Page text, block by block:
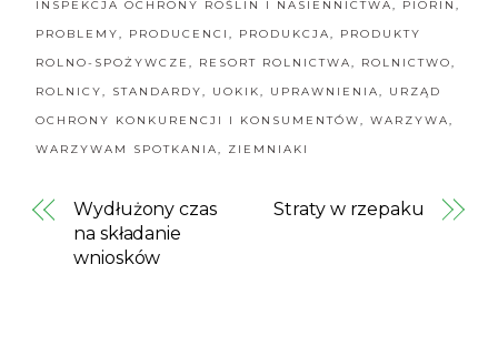
INSPEKCJA OCHRONY ROŚLIN I NASIENNICTWA, PIORIN,
PROBLEMY, PRODUCENCI, PRODUKCJA, PRODUKTY
ROLNO-SPOŻYWCZE, RESORT ROLNICTWA, ROLNICTWO,
ROLNICY, STANDARDY, UOKIK, UPRAWNIENIA, URZĄD
OCHRONY KONKURENCJI I KONSUMENTÓW,WARZYWA,
WARZYWAM SPOTKANIA, ZIEMNIAKI
Wydłużony czas
na składanie
wniosków
Straty w rzepaku